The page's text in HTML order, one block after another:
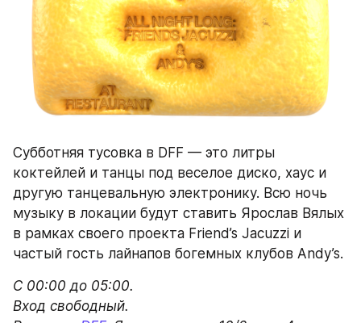
другую танцевальную электронику. Всю ночь
музыку в локации будут ставить Ярослав Вялых
в рамках своего проекта Friend’s Jacuzzi и
частый гость лайнапов богемных клубов Andy’s.
С 00:00 до 05:00.
Ресторан
https://t.me/dffradio/1462
9. Club Night w/ Minor Notes Recordings в
«Пропаганде»